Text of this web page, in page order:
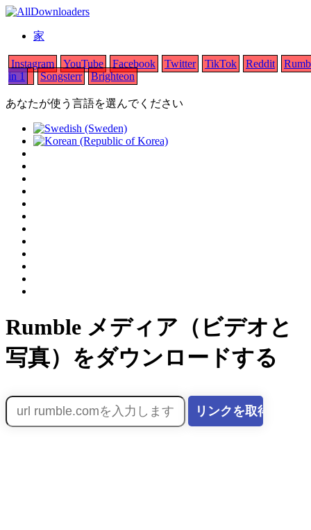
家
Instagram YouTube Facebook Twitter TikTok Reddit
in 1
Songsterr Brighteon
あなたが使う言語を選んでください
Rumble メディア（ビデオと
写真）をダウンロードする